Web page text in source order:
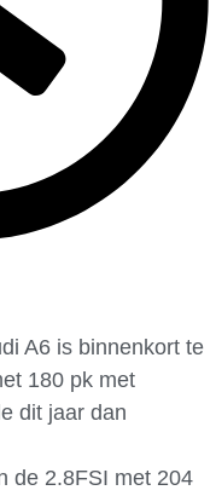
A6 is binnenkort te
180 pk met
dit jaar dan
de 2.8FSI met 204